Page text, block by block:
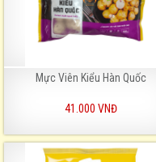
Mực Viên Kiểu Hàn Quốc
41.000 VNĐ